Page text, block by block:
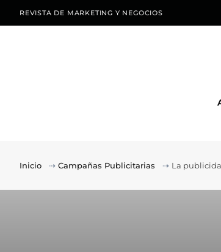
REVISTA DE MARKETING Y NEGOCIOS
Inicio ⇢ Campañas Publicitarias ⇢ La